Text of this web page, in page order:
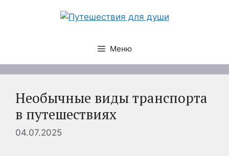
Меню
Необычные виды транспорта
в путешествиях
04.07.2025